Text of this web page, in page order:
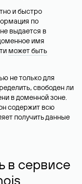
и быстро
по
выдается в
имя
может быть
не только для
свободен ли
в доменной зоне.
содержит всю
получить данные
в сервисе